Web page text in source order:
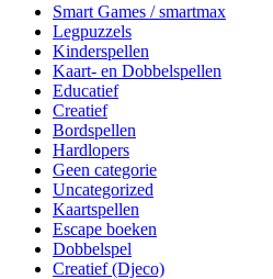
Smart Games / smartmax
Legpuzzels
Kinderspellen
Kaart- en Dobbelspellen
Educatief
Creatief
Bordspellen
Hardlopers
Geen categorie
Uncategorized
Kaartspellen
Escape boeken
Dobbelspel
Creatief (Djeco)